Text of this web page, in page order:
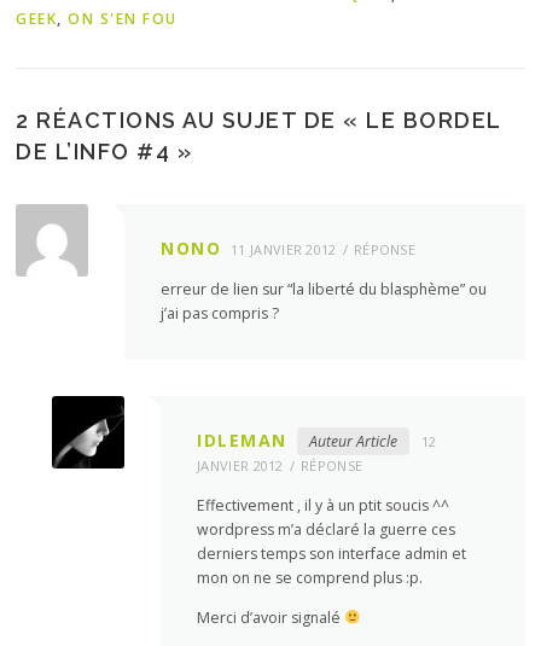
GEEK,ON S'EN FOU
2 RÉACTIONS AU SUJET DE « LE BORDEL
DE L’INFO #4 »
NONO 11 JANVIER 2012 RÉPONSE
erreur de lien sur “la liberté du blasphème” ou
j’ai pas compris ?
IDLEMAN Auteur Article
12
JANVIER 2012
RÉPONSE
Effectivement , il y à un ptit soucis ^^
wordpress m’a déclaré la guerre ces
derniers temps son interface admin et
mon on ne se comprend plus :p.
Merci d’avoir signalé